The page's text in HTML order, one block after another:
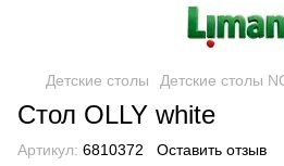
Детские столы Детские столы
Стол OLLY white
Артикул: 6810372 Оставить отзыв